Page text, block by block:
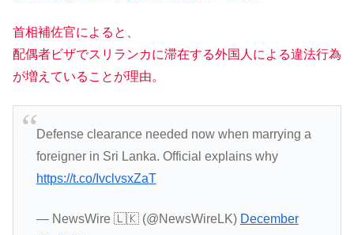
首相補佐官によると、
配偶者ビザでスリランカに滞在する外国人による違法行為
が増えていることが理由。
Defense clearance needed now when marrying a
foreigner in Sri Lanka. Official explains why
https://t.co/IvclvsxZaT
— NewsWire 🇱🇰 (@NewsWireLK) December